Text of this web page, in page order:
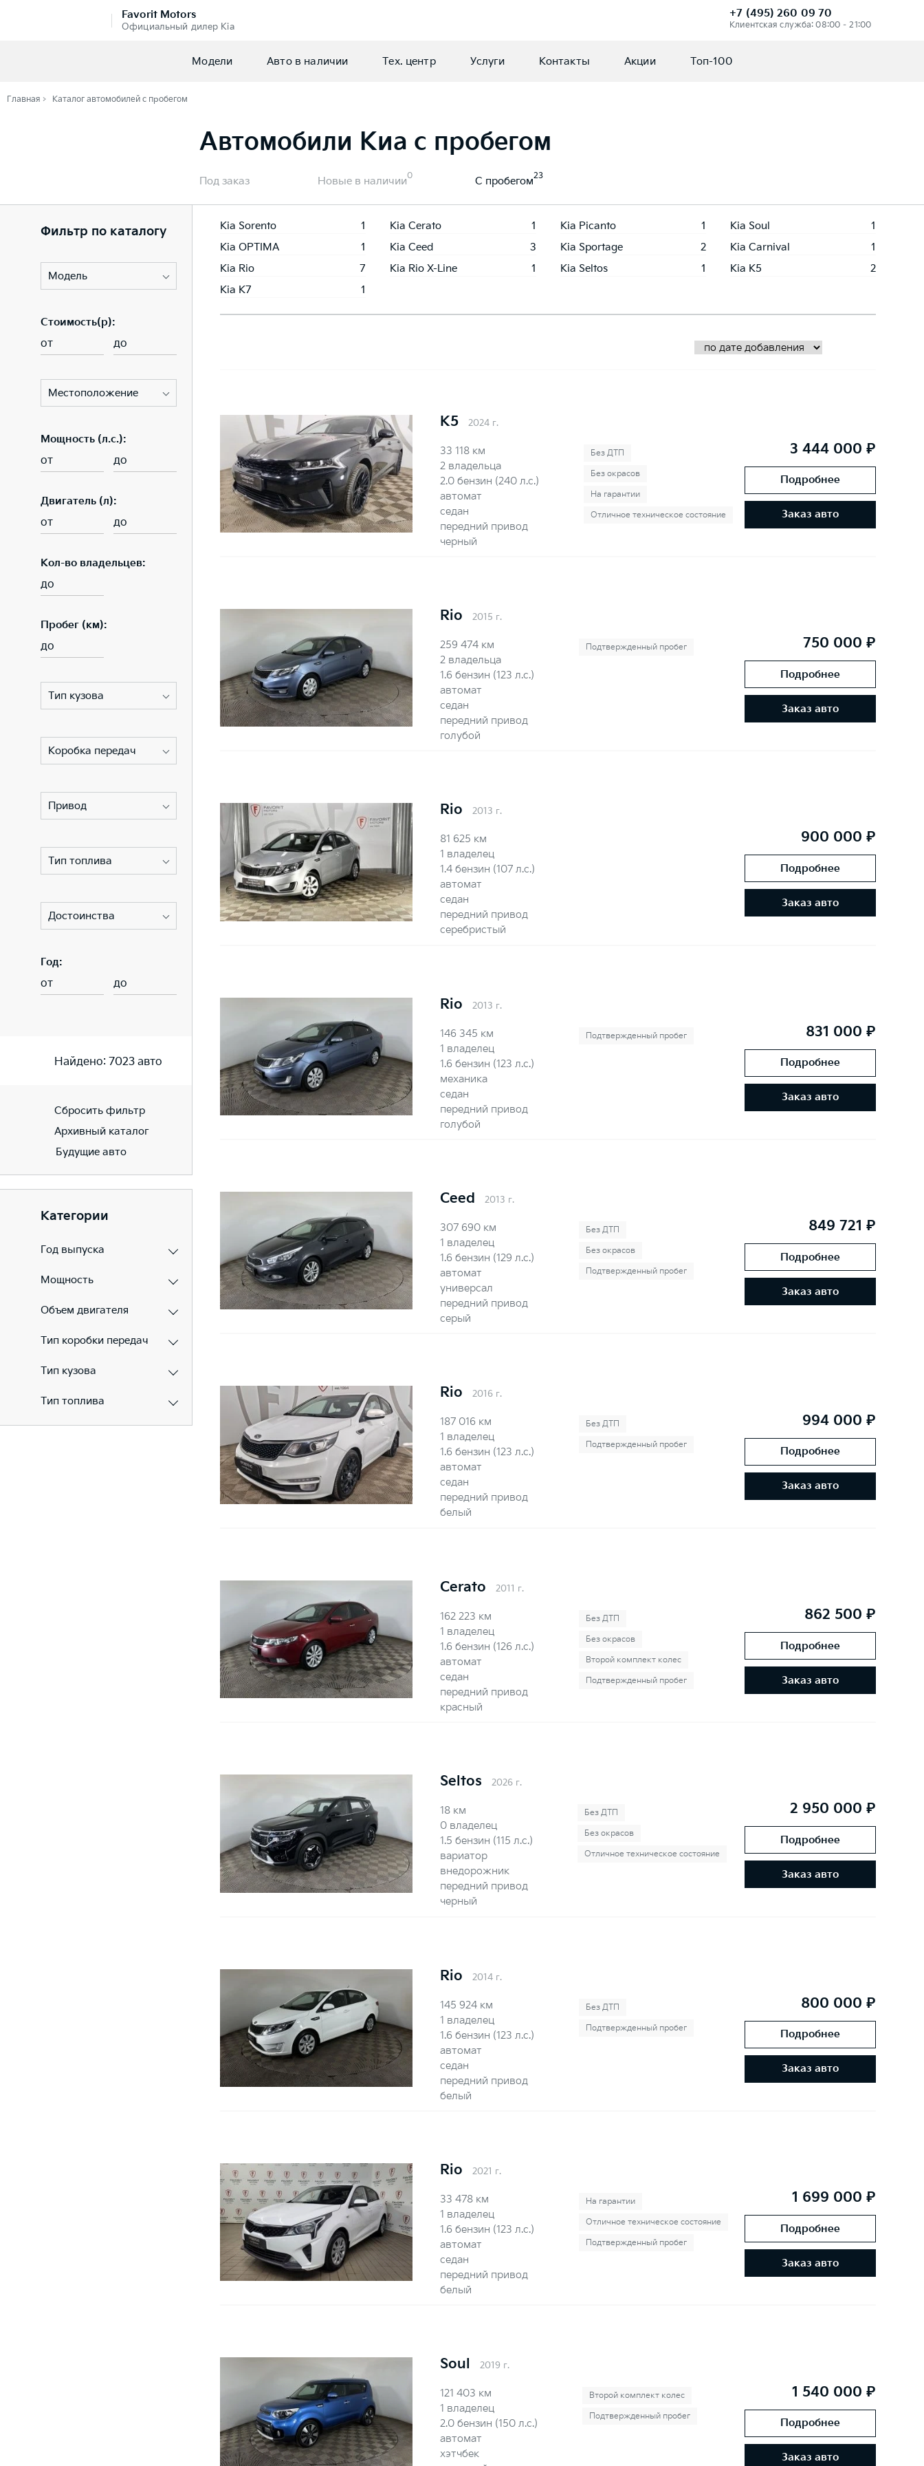
Favorit Motors
Официальный дилер Kia
+7 (495) 260 09 70
Клиентская служба: 08:00 – 21:00
Модели Авто в наличии Тех. центр Услуги Контакты Акции Топ-100
Главная Каталог автомобилей с пробегом
Автомобили Киа с пробегом
Под заказ Новые в наличии0 С пробегом23
Фильтр по каталогу
Модель
Стоимость(p):
от
до
Местоположение
Мощность (л.с.):
от
до
Двигатель (л):
от
до
Кол-во владельцев:
до
Пробег (км):
до
Тип кузова
Коробка передач
Привод
Тип топлива
Достоинства
Год:
от
до
Найдено:7023 авто
Сбросить фильтр
Архивный каталог
Будущие авто
Категории
Год выпуска
Мощность
Объем двигателя
Тип коробки передач
Тип кузова
Тип топлива
Kia Sorento 1 Kia Cerato 1 Kia Picanto 1 Kia Soul
1
Kia OPTIMA
1 Kia Ceed 3 Kia Sportage 2 Kia Carnival
1
Kia Rio
7 Kia Rio X-Line 1 Kia Seltos 1 Kia K5
2
Kia K7
1
K5 2024 г.
33 118 км
2 владельца
2.0 бензин (240 л.с.)
автомат
седан
передний привод
черный
Без ДТП
Без окрасов
На гарантии
Отличное техническое состояние
3 444 000 ₽
Подробнее
Заказ авто
Rio 2015 г.
259 474 км
2 владельца
1.6 бензин (123 л.с.)
автомат
седан
передний привод
голубой
Подтвержденный пробег 750 000 ₽
Подробнее
Заказ авто
Rio 2013 г.
81 625 км
1 владелец
1.4 бензин (107 л.с.)
автомат
седан
передний привод
серебристый
900 000 ₽
Подробнее
Заказ авто
Rio 2013 г.
146 345 км
1 владелец
1.6 бензин (123 л.с.)
механика
седан
передний привод
голубой
Подтвержденный пробег 831 000 ₽
Подробнее
Заказ авто
Ceed 2013 г.
307 690 км
1 владелец
1.6 бензин (129 л.с.)
автомат
универсал
передний привод
серый
Без ДТП
Без окрасов
Подтвержденный пробег
849 721 ₽
Подробнее
Заказ авто
Rio 2016 г.
187 016 км
1 владелец
1.6 бензин (123 л.с.)
автомат
седан
передний привод
белый
Без ДТП
Подтвержденный пробег
994 000 ₽
Подробнее
Заказ авто
Cerato 2011 г.
162 223 км
1 владелец
1.6 бензин (126 л.с.)
автомат
седан
передний привод
красный
Без ДТП
Без окрасов
Второй комплект колес
Подтвержденный пробег
862 500 ₽
Подробнее
Заказ авто
Seltos 2026 г.
18 км
0 владелец
1.5 бензин (115 л.с.)
вариатор
внедорожник
передний привод
черный
Без ДТП
Без окрасов
Отличное техническое состояние
2 950 000 ₽
Подробнее
Заказ авто
Rio 2014 г.
145 924 км
1 владелец
1.6 бензин (123 л.с.)
автомат
седан
передний привод
белый
Без ДТП
Подтвержденный пробег
800 000 ₽
Подробнее
Заказ авто
Rio 2021 г.
33 478 км
1 владелец
1.6 бензин (123 л.с.)
автомат
седан
передний привод
белый
На гарантии
Отличное техническое состояние
Подтвержденный пробег
1 699 000 ₽
Подробнее
Заказ авто
Soul 2019 г.
121 403 км
1 владелец
2.0 бензин (150 л.с.)
автомат
хэтчбек
Второй комплект колес
Подтвержденный пробег
1 540 000 ₽
Подробнее
Заказ авто